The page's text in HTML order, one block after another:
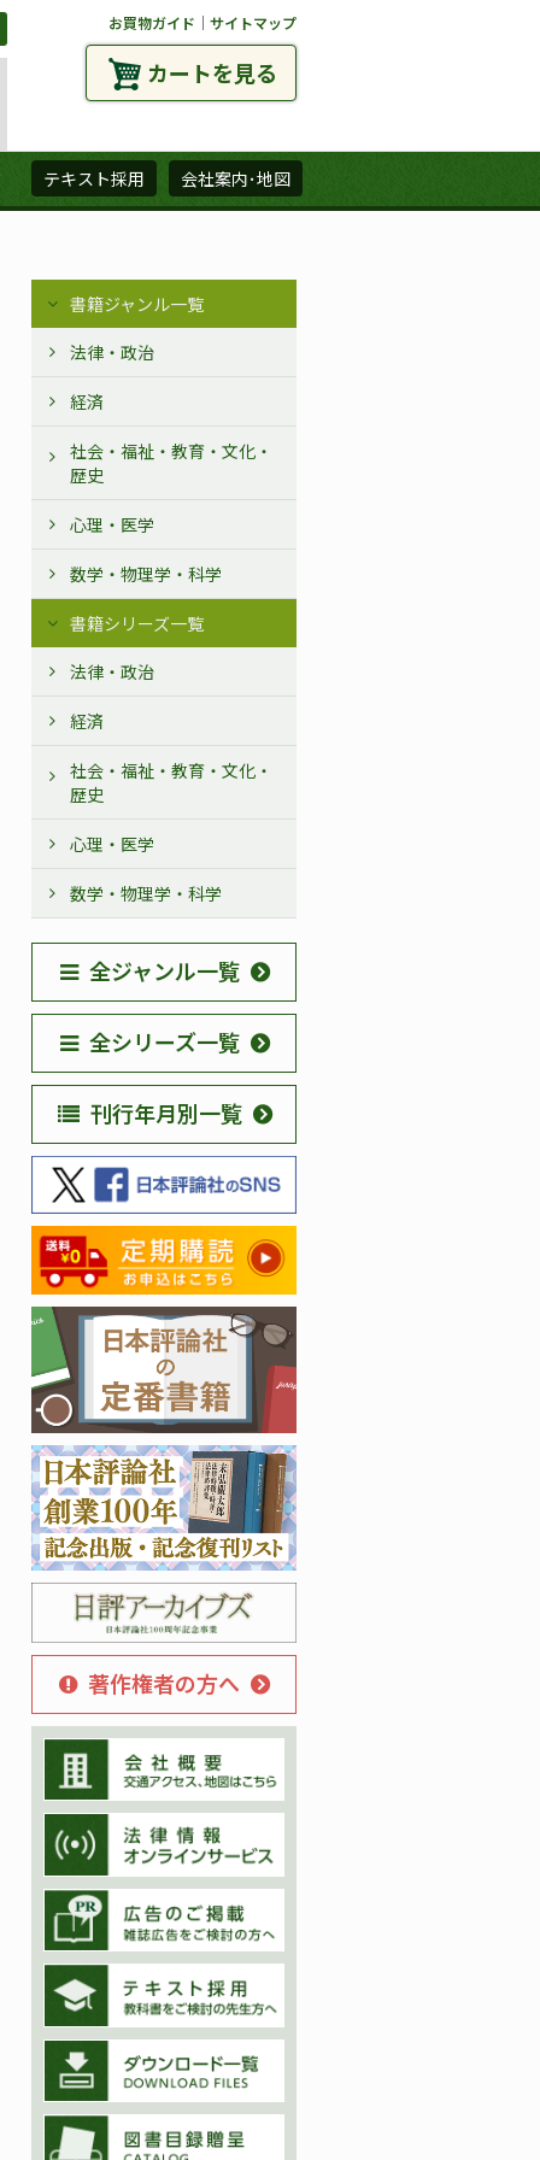
お買物ガイド ｜ サイトマップ
カートを見る
テキスト採用 会社案内･地図
書籍ジャンル一覧
法律・政治
経済
社会・福祉・教育・文化・
歴史
心理・医学
数学・物理学・科学
書籍シリーズ一覧
法律・政治
経済
社会・福祉・教育・文化・
歴史
心理・医学
数学・物理学・科学
全ジャンル一覧
全シリーズ一覧
刊行年月別一覧
著作権者の方へ